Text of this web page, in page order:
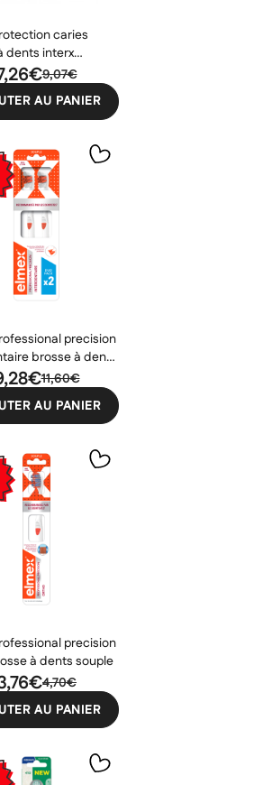
caries
dents interx
duo pack9,07€
AU PANIER
precision
brosse à dents
pack11,60€
AU PANIER
precision
à dents souple
4,70€
AU PANIER